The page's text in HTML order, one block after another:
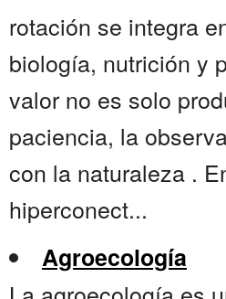
rotación se integra
biología, nutrición y
valor no es solo
paciencia, la
con la naturaleza .
hiperconect...
Agroecología